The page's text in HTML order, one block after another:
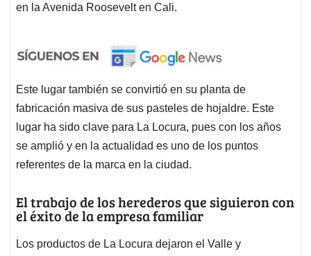
en la Avenida Roosevelt en Cali.
Este lugar también se convirtió en su planta de
fabricación masiva de sus pasteles de hojaldre. Este
lugar ha sido clave para La Locura, pues con los años
se amplió y en la actualidad es uno de los puntos
referentes de la marca en la ciudad.
El trabajo de los herederos que siguieron con
el éxito de la empresa familiar
Los productos de La Locura dejaron el Valle y